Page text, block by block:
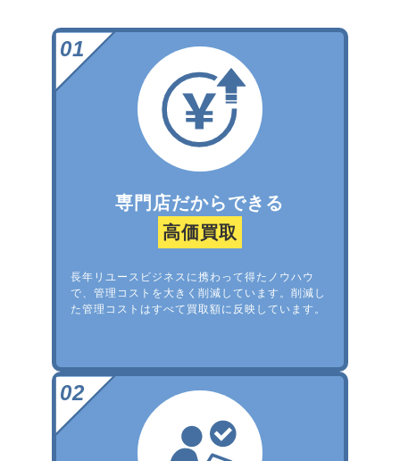
専門店だからできる
高価買取
長年リユースビジネスに携わって得たノウハウ
で、管理コストを大きく削減しています。削減し
た管理コストはすべて買取額に反映しています。